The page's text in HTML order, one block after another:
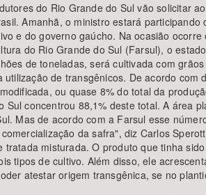
do Rio Grande do Sul vão solicitar
Amanhã, o ministro estará
e do governo gaúcho. Na ocasião
do Rio Grande do Sul (Farsul), o
de toneladas, será cultivada com
de transgênicos. De acordo
ou quase 8% do total da
concentrou 88,1% deste total. A área
Mas de acordo com a Farsul esse
da safra", diz Carlos
misturada. O produto que tinha
tipos de cultivo. Além disso, ele
atestar origem transgênica, se no